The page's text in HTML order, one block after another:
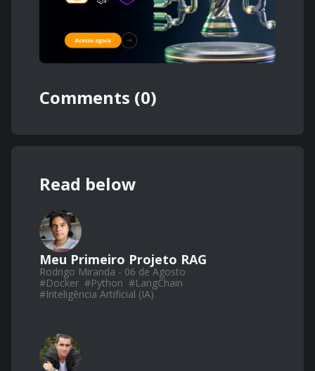
Comments (0)
Read below
Meu Primeiro Projeto RAG
Rodrigo Miranda - 06 de Agosto
#Docker #Python #LangChain
#Inteligência Artificial (IA)